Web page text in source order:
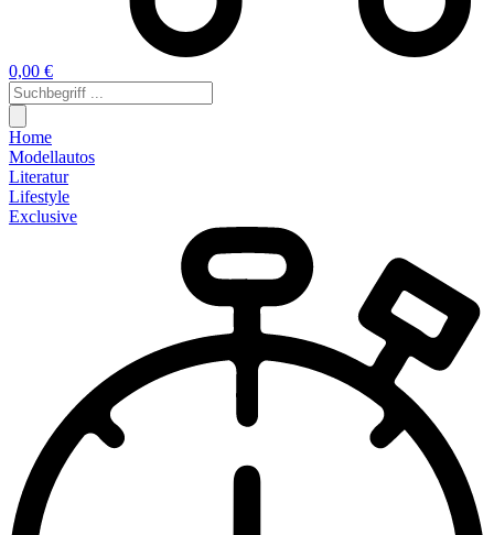
0,00 €
Home
Modellautos
Literatur
Lifestyle
Exclusive